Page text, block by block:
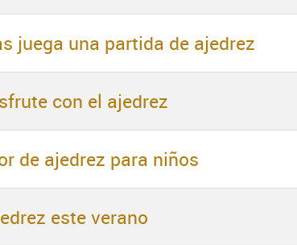
juega una partida de ajedrez
con el ajedrez
de ajedrez para niños
este verano